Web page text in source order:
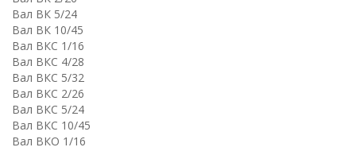
Вал ВК 5/24
Вал ВК 10/45
Вал ВКC 1/16
Вал ВКC 4/28
Вал ВКC 5/32
Вал ВКC 2/26
Вал ВКC 5/24
Вал ВКC 10/45
Вал ВКО 1/16